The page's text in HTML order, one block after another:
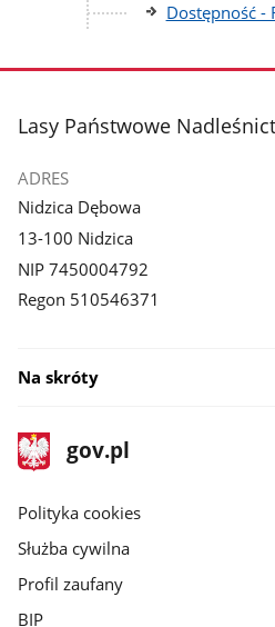
Dostępność -
stopka
Lasy Państwowe
ADRES
Nidzica Dębowa
13-100 Nidzica
NIP 7450004792
Regon 510546371
Na skróty
stopka
gov.pl
Strona
gov.pl
gov.pl
Polityka cookies
Służba cywilna
Profil zaufany
BIP